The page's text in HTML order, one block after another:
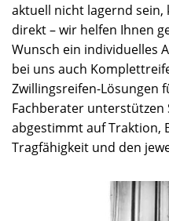
aktuell nicht lagernd
direkt – wir helfen Ihnen
Wunsch ein individuelles
bei uns auch
Zwillingsreifen-Lösungen
Fachberater unterstützen
abgestimmt auf Traktion,
Tragfähigkeit und den